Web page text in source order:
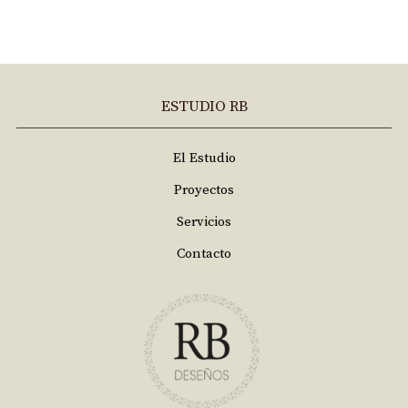
ESTUDIO RB
El Estudio
Proyectos
Servicios
Contacto